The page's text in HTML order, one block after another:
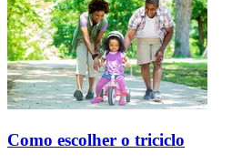
Como escolher o triciclo